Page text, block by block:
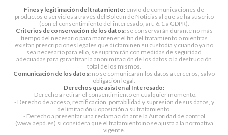
Fines y legitimación del tratamiento: envío de comunicaciones de
productos o servicios a través del Boletín de Noticias al que se ha suscrito
(con el consentimiento del interesado, art. 6.1.a GDPR).
Criterios de conservación de los datos:se conservarán durante no más
tiempo del necesario para mantener el fin del tratamiento o mientras
existan prescripciones legales que dictaminen su custodia y cuando ya no
sea necesario para ello, se suprimirán con medidas de seguridad
adecuadas para garantizar la anonimización de los datos o la destrucción
total de los mismos.
Comunicación de los datos: no se comunicarán los datos a terceros, salvo
obligación legal.
Derechos que asisten al Interesado:
- Derecho a retirar el consentimiento en cualquier momento.
- Derecho de acceso, rectificación, portabilidad y supresión de sus datos, y
de limitación u oposición a su tratamiento.
- Derecho a presentar una reclamación ante la Autoridad de control
(www.aepd.es) si considera que el tratamiento no se ajusta a la normativa
vigente.